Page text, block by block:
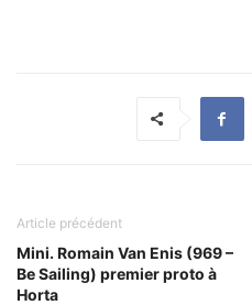
Article précédent
Mini. Romain Van Enis (969 –
Be Sailing) premier proto à
Horta